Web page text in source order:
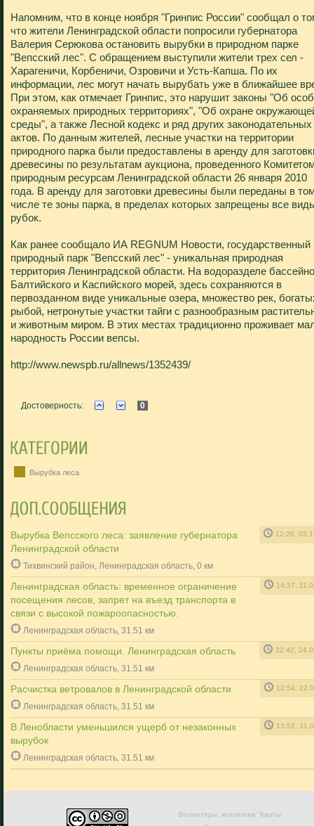
Напомним, что в конце ноября "Гринпис России" сообщал о
что жители Ленинградской области попросили губернатора
Валерия Серюкова остановить вырубки в природном парке
"Вепсский лес". С обращением выступили жители трех сел -
Харагеничи, Корбеничи, Озровичи и Усть-Капша. По их
информации, лес могут начать вырубать уже в ближайшее
При этом, как отмечает Гринпис, это нарушит законы "Об
охраняемых природных территориях", "Об охране
среды", а также Лесной кодекс и ряд других законодательных
актов. По данным жителей, лесные участки на территории
природного парка были предоставлены в аренду для
древесины по результатам аукциона, проведенного
природным ресурсам Ленинградской области 26 января 2010
года. В аренду для заготовки древесины были переданы в
числе те зоны парка, в пределах которых запрещены все
рубок.
Как ранее сообщало ИА REGNUM Новости, государственный
природный парк "Вепсский лес" - уникальная природная
территория Ленинградской области. На водоразделе
Балтийского и Каспийского морей, здесь сохраняются в
первозданном виде уникальные озера, множество рек,
рыбой, нетронутые участки тайги с разнообразным
и животным миром. В этих местах традиционно проживает
народность России вепсы.
http://www.newspb.ru/allnews/1352439/
Достоверность: 0
Вырубка леса
Вырубка Вепсского леса: заявление губернатора
Ленинградской области
12:20,
Тихвинский район, Ленинградская область, 0 км
Ленинградская область: временное ограничение
посещения лесов, запрет на въезд транспорта в
связи с высокой пожароопасностью.
14:37,
Ленинградская область, 31.51 км
Пункты приёма помощи. Ленинградская область 22:42,
Ленинградская область, 31.51 км
Расчистка ветровалов в Ленинградской области 12:54,
Ленинградская область, 31.51 км
В Ленобласти уменьшился ущерб от незаконных
вырубок
13:52,
Ленинградская область, 31.51 км
Волонтеры, коллектив "Карты